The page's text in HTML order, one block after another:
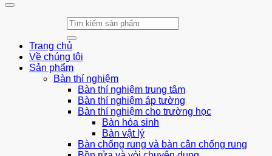
Tìm
kiếm:
Trang chủ
Về chúng tôi
Sản phẩm
Bàn thí nghiệm
Bàn thí nghiệm trung tâm
Bàn thí nghiệm áp tường
Bàn thí nghiệm cho trường học
Bàn hóa sinh
Bàn vật lý
Bàn chống rung và bàn cân chống rung